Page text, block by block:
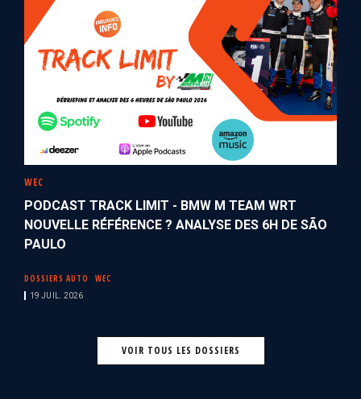
WEC
PODCAST TRACK LIMIT - BMW M TEAM WRT
NOUVELLE RÉFÉRENCE ? ANALYSE DES 6H DE SÃO
PAULO
DOSSIERS AUTO WEC
19 JUIL. 2026
VOIR TOUS LES DOSSIERS